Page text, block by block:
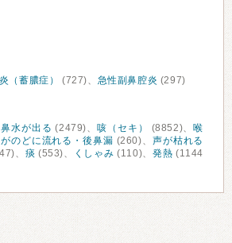
（蓄膿症） (727)、 急性副鼻腔炎 (297)
鼻水が出る (2479)、咳（セキ） (8852)、喉
のどに流れる・後鼻漏 (260)、 声が枯れる
、 痰 (553)、 くしゃみ (110)、 発熱 (1144